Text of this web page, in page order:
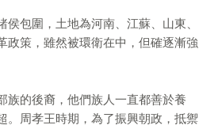
包圍，土地為河南、江蘇、山東、
政策，雖然被環衛在中，但確逐漸強
族的後裔，他們族人一直都善於養
。周孝王時期，為了振興朝政，抵禦